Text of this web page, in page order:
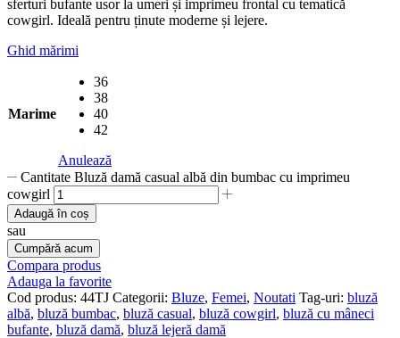
sferturi bufante usor la umeri și imprimeu frontal cu tematică
cowgirl. Ideală pentru ținute moderne și lejere.
Ghid mărimi
Marime
36
38
40
42
Anulează
Cantitate Bluză damă casual albă din bumbac cu imprimeu
cowgirl
Adaugă în coș
sau
Cumpără acum
Compara produs
Adauga la favorite
Cod produs: 44TJ Categorii: Bluze, Femei, Noutati Tag-uri: bluză
albă, bluză bumbac, bluză casual, bluză cowgirl, bluză cu mâneci
bufante, bluză damă, bluză lejeră damă